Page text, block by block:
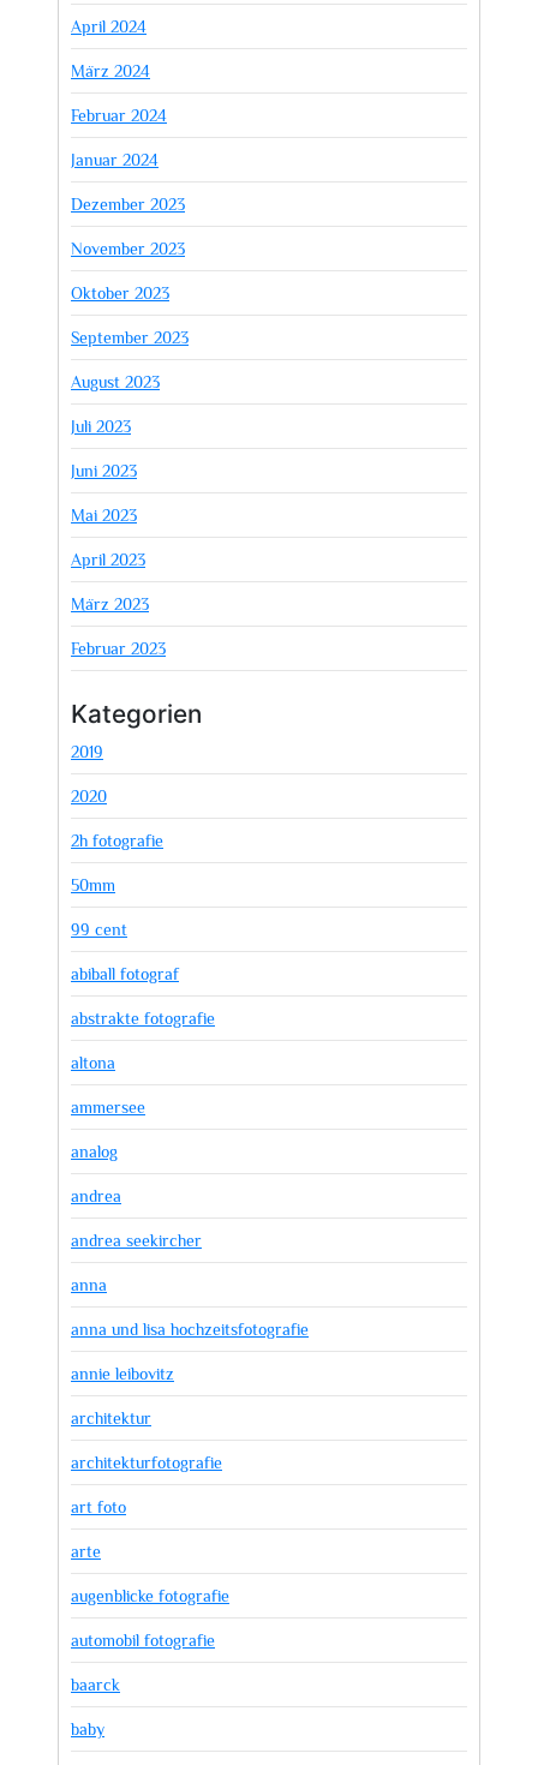
April 2024
März 2024
Februar 2024
Januar 2024
Dezember 2023
November 2023
Oktober 2023
September 2023
August 2023
Juli 2023
Juni 2023
Mai 2023
April 2023
März 2023
Februar 2023
Kategorien
2019
2020
2h fotografie
50mm
99 cent
abiball fotograf
abstrakte fotografie
altona
ammersee
analog
andrea
andrea seekircher
anna
anna und lisa hochzeitsfotografie
annie leibovitz
architektur
architekturfotografie
art foto
arte
augenblicke fotografie
automobil fotografie
baarck
baby